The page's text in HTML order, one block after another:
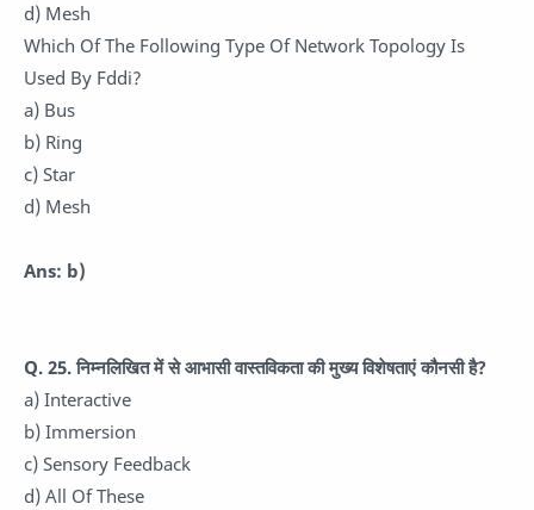
d) Mesh
Which Of The Following Type Of Network Topology Is
Used By Fddi?
a) Bus
b) Ring
c) Star
d) Mesh
Ans: b)
Q. 25. निम्नलिखित में से आभासी वास्तविकता की मुख्य विशेषताएं कौनसी है?
a) Interactive
b) Immersion
c) Sensory Feedback
d) All Of These